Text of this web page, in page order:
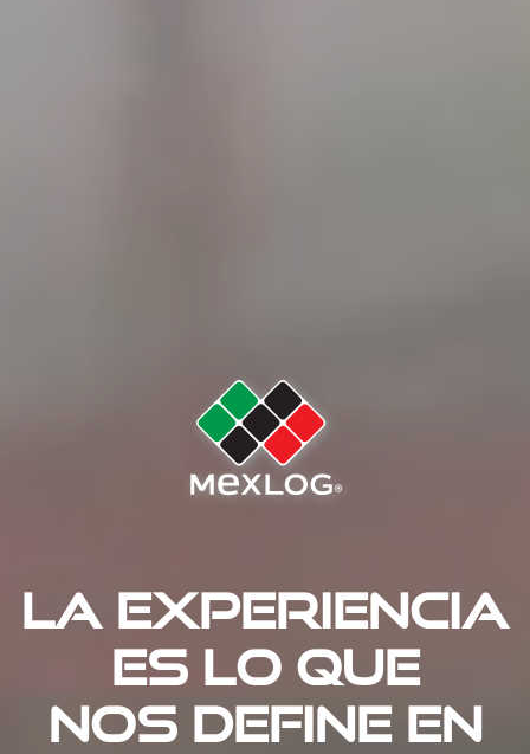
La experiencia
es lo que
nos define en